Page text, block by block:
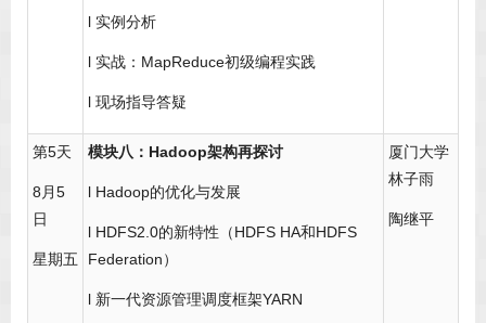
l 实例分析
l 实战：MapReduce初级编程实践
l 现场指导答疑
第5天
8月5
日
星期五
模块八：Hadoop架构再探讨
l Hadoop的优化与发展
l HDFS2.0的新特性（HDFS HA和HDFS
Federation）
l 新一代资源管理调度框架YARN
厦门大学
林子雨
陶继平